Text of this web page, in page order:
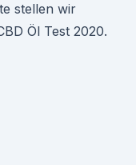
stellen wir
Öl Test 2020.